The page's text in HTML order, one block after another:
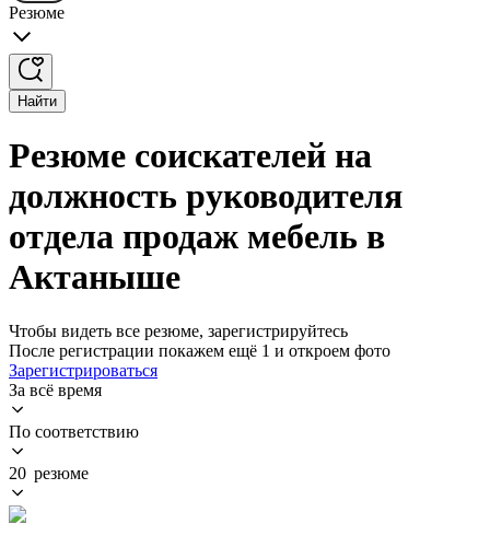
Резюме
Найти
Резюме соискателей на
должность руководителя
отдела продаж мебель в
Актаныше
Чтобы видеть все резюме, зарегистрируйтесь
После регистрации покажем ещё 1 и откроем фото
Зарегистрироваться
За всё время
По соответствию
20 резюме